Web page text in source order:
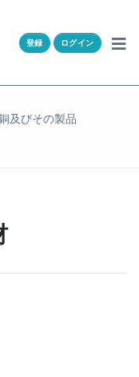
登録 ログイン
及びその製品